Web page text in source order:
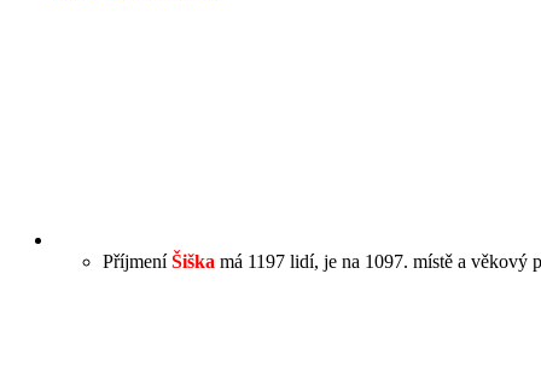
PříjmeníŠiška má 1197 lidí, je na 1097. místě a věkový